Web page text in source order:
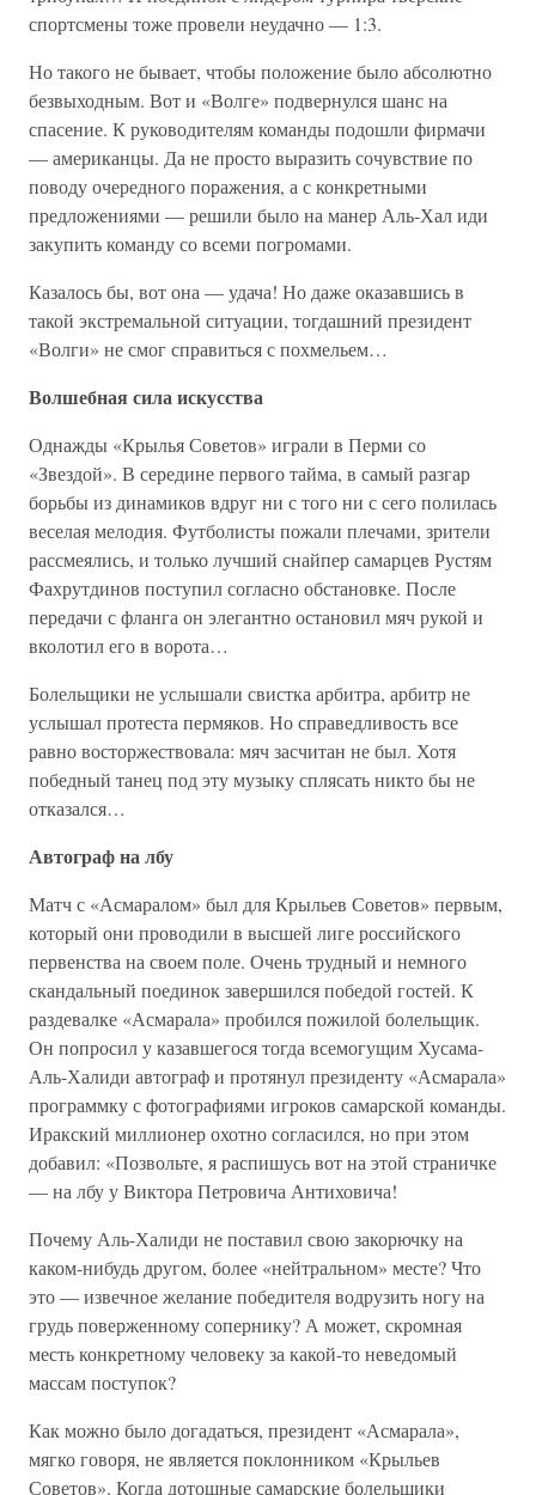
спортсмены тоже провели неудачно — 1:3.
Но такого не бывает, чтобы положение было абсолютно
безвыходным. Вот и «Волге» подвернулся шанс на
спасение. К руководителям команды подошли фирмачи
— американцы. Да не просто выразить сочувствие по
поводу очередного поражения, а с конкретными
предложениями — решили было на манер Аль-Хал иди
закупить команду со всеми погромами.
Казалось бы, вот она — удача! Но даже оказавшись в
такой экстремальной ситуации, тогдашний президент
«Волги» не смог справиться с похмельем…
Волшебная сила искусства
Однажды «Крылья Советов» играли в Перми со
«Звездой». В середине первого тайма, в самый разгар
борьбы из динамиков вдруг ни с того ни с сего полилась
веселая мелодия. Футболисты пожали плечами, зрители
рассмеялись, и только лучший снайпер самарцев Рустям
Фахрутдинов поступил согласно обстановке. После
передачи с фланга он элегантно остановил мяч рукой и
вколотил его в ворота…
Болельщики не услышали свистка арбитра, арбитр не
услышал протеста пермяков. Но справедливость все
равно восторжествовала: мяч засчитан не был. Хотя
победный танец под эту музыку сплясать никто бы не
отказался…
Автограф на лбу
Матч с «Асмаралом» был для Крыльев Советов» первым,
который они проводили в высшей лиге российского
первенства на своем поле. Очень трудный и немного
скандальный поединок завершился победой гостей. К
раздевалке «Асмарала» пробился пожилой болельщик.
Он попросил у казавшегося тогда всемогущим Хусама-
Аль-Халиди автограф и протянул президенту «Асмарала»
программку с фотографиями игроков самарской команды.
Иракский миллионер охотно согласился, но при этом
добавил: «Позвольте, я распишусь вот на этой страничке
— на лбу у Виктора Петровича Антиховича!
Почему Аль-Халиди не поставил свою закорючку на
каком-нибудь другом, более «нейтральном» месте? Что
это — извечное желание победителя водрузить ногу на
грудь поверженному сопернику? А может, скромная
месть конкретному человеку за какой-то неведомый
массам поступок?
Как можно было догадаться, президент «Асмарала»,
мягко говоря, не является поклонником «Крыльев
Советов». Когда дотошные самарские болельщики